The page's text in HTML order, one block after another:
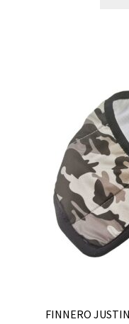
FINNERO